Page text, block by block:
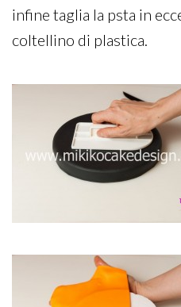
infine taglia la psta in
coltellino di plastica.